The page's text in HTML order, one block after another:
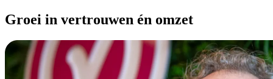
Groei in vertrouwen én omzet